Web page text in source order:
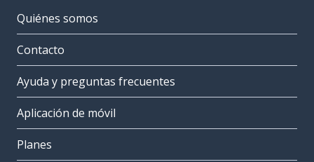
Quiénes somos
Contacto
Ayuda y preguntas frecuentes
Aplicación de móvil
Planes